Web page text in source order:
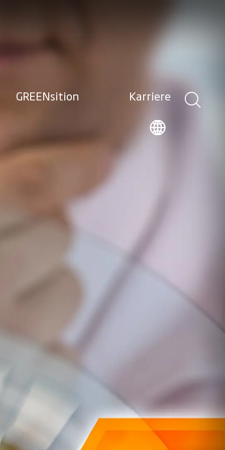
GREENsition Karriere